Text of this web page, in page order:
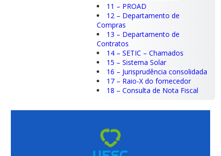
11 – PROAD
12 – Departamento de
Compras
13 – Departamento de
Contratos
14 – SETIC – Chamados
15 – Sistema Solar
16 – Jurisprudência consolidada
17 – Raio-X do fornecedor
18 – Consulta de Nota Fiscal